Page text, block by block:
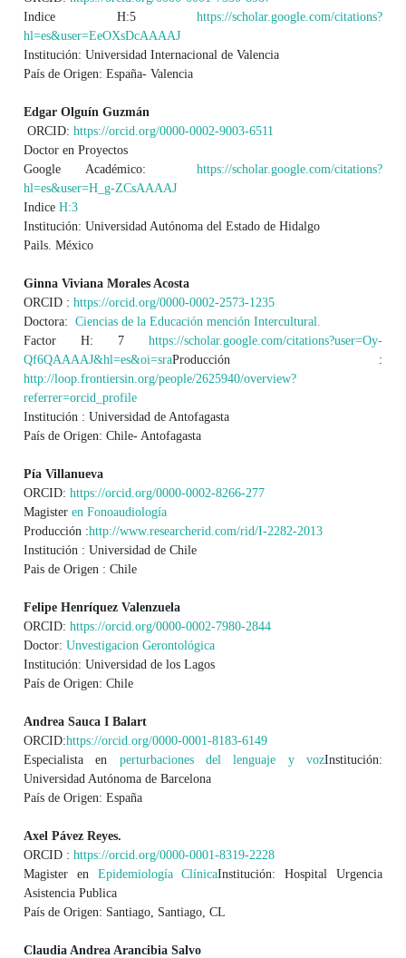
Indice H:5 https://scholar.google.com/citations?
hl=es&user=EeOXsDcAAAAJ
Institución: Universidad Internacional de Valencia
País de Origen: España- Valencia
Edgar Olguín Guzmán
ORCID:https://orcid.org/0000-0002-9003-6511
Doctor en Proyectos
Google Académico: https://scholar.google.com/citations?
hl=es&user=H_g-ZCsAAAAJ
IndiceH:3
Institución: Universidad Autónoma del Estado de Hidalgo
Pails. México
Ginna Viviana Morales Acosta
ORCID :https://orcid.org/0000-0002-2573-1235
Doctora:Ciencias de la Educación mención Intercultural.
Factor H: 7 https://scholar.google.com/citations?user=Oy-
Qf6QAAAAJ&hl=es&oi=sraProducción :
http://loop.frontiersin.org/people/2625940/overview?
referrer=orcid_profile
Institución : Universidad de Antofagasta
País de Origen: Chile- Antofagasta
Pía Villanueva
ORCID:https://orcid.org/0000-0002-8266-277
Magisteren Fonoaudiología
Producción :http://www.researcherid.com/rid/I-2282-2013
Institución : Universidad de Chile
Pais de Origen : Chile
Felipe Henríquez Valenzuela
ORCID:https://orcid.org/0000-0002-7980-2844
Doctor:Unvestigacion Gerontológica
Institución: Universidad de los Lagos
País de Origen: Chile
Andrea Sauca I Balart
ORCID:https://orcid.org/0000-0001-8183-6149
Especialista en perturbaciones del lenguaje y vozInstitución:
Universidad Autónoma de Barcelona
País de Origen: España
Axel Pávez Reyes.
ORCID :https://orcid.org/0000-0001-8319-2228
Magister en Epidemiología ClínicaInstitución: Hospital Urgencia
Asistencia Publica
País de Origen: Santiago, Santiago, CL
Claudia Andrea Arancibia Salvo